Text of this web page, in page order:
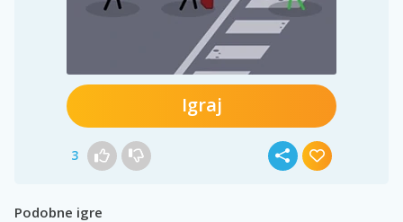
Igraj
3
Podobne igre